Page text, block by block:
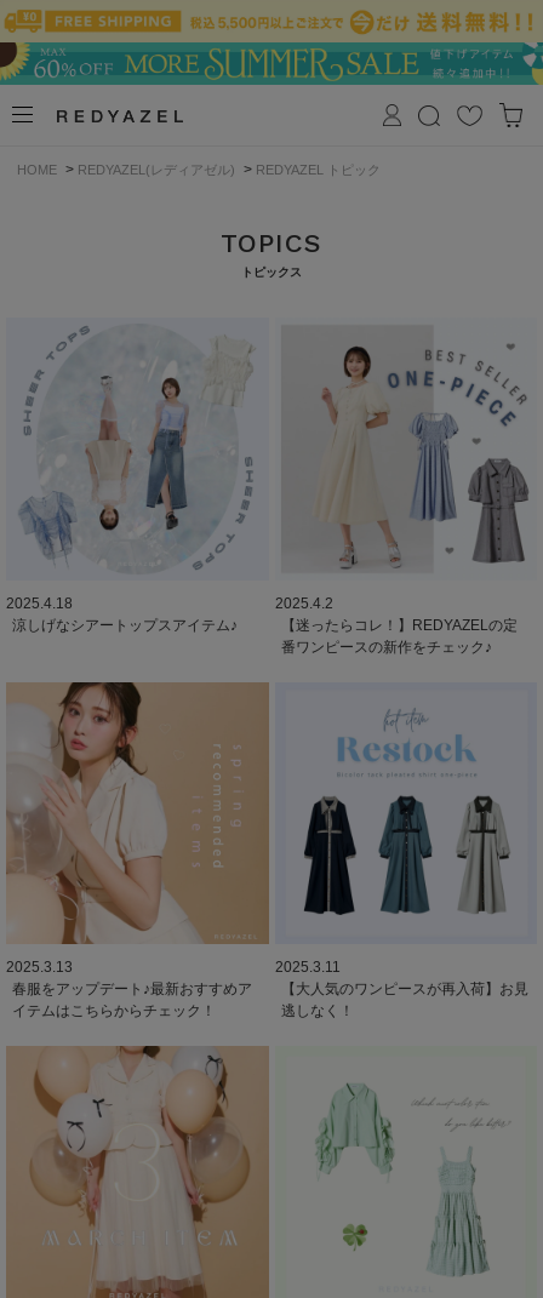
HOME > REDYAZEL(レディアゼル) > REDYAZEL トピック
TOPICS
トピックス
2025.4.18
涼しげなシアートップスアイテム♪
2025.4.2
【迷ったらコレ！】REDYAZELの定
番ワンピースの新作をチェック♪
2025.3.13
春服をアップデート♪最新おすすめア
イテムはこちらからチェック！
2025.3.11
【大人気のワンピースが再入荷】お見
逃しなく！